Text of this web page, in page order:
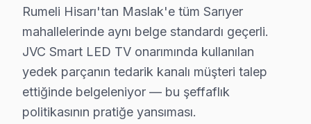
✓ 15+ Yıl Deneyim
✓ Yazılı Garanti Belgesi
Rumeli Hisarı'tan Maslak'e tüm Sarıyer
mahallelerinde aynı belge standardı geçerli.
JVC Smart LED TV onarımında kullanılan
yedek parçanın tedarik kanalı müşteri talep
ettiğinde belgeleniyor — bu şeffaflık
politikasının pratiğe yansıması.